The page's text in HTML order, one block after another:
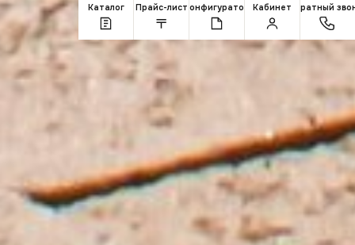
Каталог Прайс-листКонфигуратор КабинетОбратный